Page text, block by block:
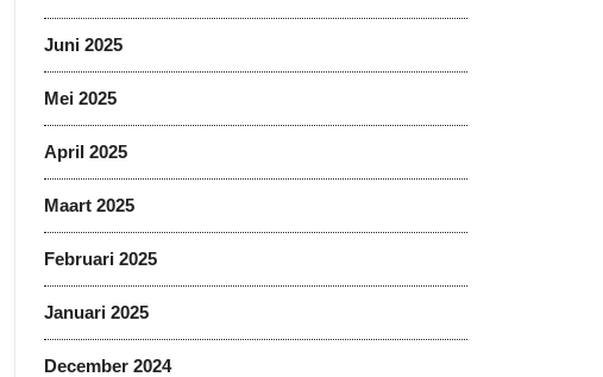
Juni 2025
Mei 2025
April 2025
Maart 2025
Februari 2025
Januari 2025
December 2024